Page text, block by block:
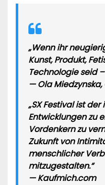
„Wenn ihr
Kunst, Produkt,
Technologie seid
—Ola Miedzynska,
„SX Festival ist
Entwicklungen zu
Vordenkern zu
Zukunft von
menschlicher
mitzugestalten.“
—Kaufmich.com